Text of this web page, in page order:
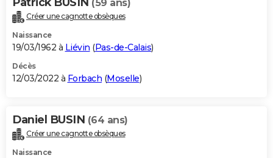
(59 ans)
Créer une cagnotte obsèques
Naissance
19/03/1962 à Liévin (Pas-de-Calais)
Décès
12/03/2022 à Forbach (Moselle)
Daniel BUSIN (64 ans)
Créer une cagnotte obsèques
Naissance